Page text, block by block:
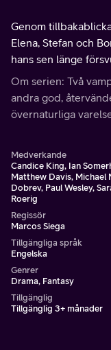
Genom
Elena, Stefan och
hans sen länge
hjälp från Liv och
vändning.
Om serien: Två
andra god,
övernaturliga
Medverkande
Candice King, Ian
Matthew Davis, Michael
Dobrev, Paul Wesley,
Roerig
Regissör
Marcos Siega
Tillgängliga språk
Engelska
Genrer
Drama, Fantasy
Tillgänglig
Tillgänglig 3+ månader